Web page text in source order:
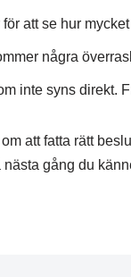
att se hur
några
inte syns direkt.
att fatta rätt
gång du